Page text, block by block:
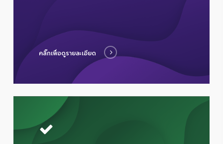
คลิ๊กเพื่อดูรายละเอียด